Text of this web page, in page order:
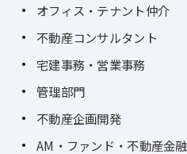
オフィス・テナント仲介
不動産コンサルタント
宅建事務・営業事務
管理部門
不動産企画開発
AM・ファンド・不動産金融